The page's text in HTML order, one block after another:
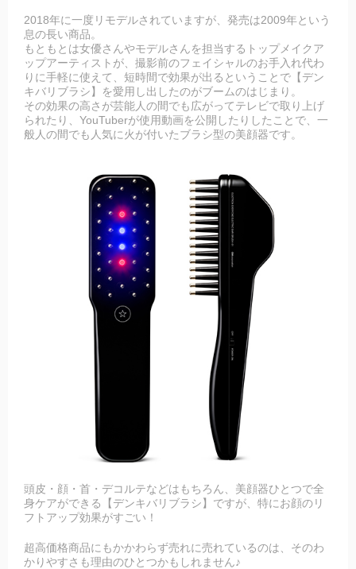
2018年に一度リモデルされていますが、発売は2009年という
息の長い商品。
もともとは女優さんやモデルさんを担当するトップメイクア
ップアーティストが、撮影前のフェイシャルのお手入れ代わ
りに手軽に使えて、短時間で効果が出るということで【デン
キバリブラシ】を愛用し出したのがブームのはじまり。
その効果の高さが芸能人の間でも広がってテレビで取り上げ
られたり、YouTuberが使用動画を公開したりしたことで、一
般人の間でも人気に火が付いたブラシ型の美顔器です。
頭皮・顔・首・デコルテなどはもちろん、美顔器ひとつで全
身ケアができる【デンキバリブラシ】ですが、特にお顔のリ
フトアップ効果がすごい！
超高価格商品にもかかわらず売れに売れているのは、そのわ
かりやすさも理由のひとつかもしれません♪